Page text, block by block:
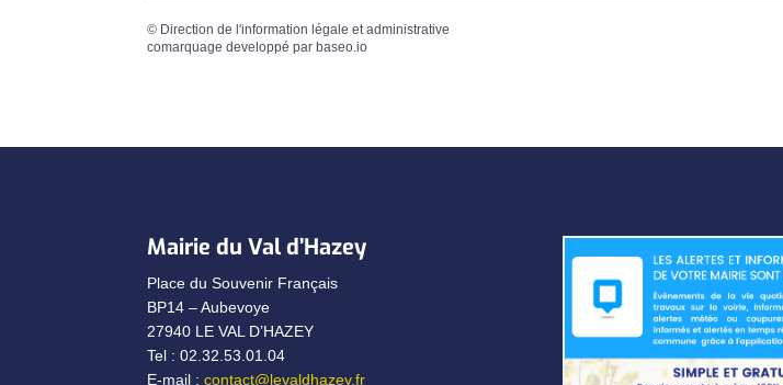
© Direction de l'information légale et administrative
comarquage developpé parbaseo.io
Mairie du Val d’Hazey
Place du Souvenir Français
BP14 – Aubevoye
27940 LE VAL D’HAZEY
Tel : 02.32.53.01.04
E-mail :contact@levaldhazey.fr